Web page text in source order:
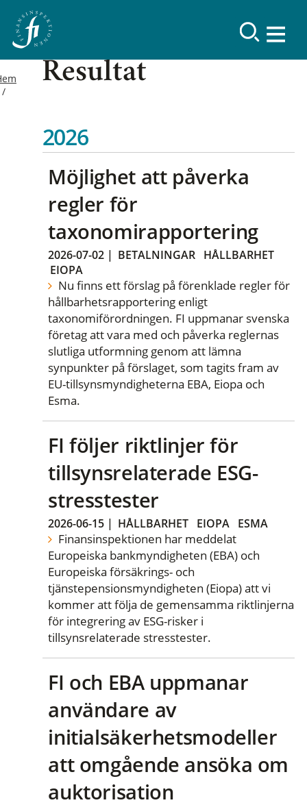
Resultat
2026
Möjlighet att påverka
regler för
taxonomirapportering
2026-07-02 | BETALNINGAR HÅLLBARHET
EIOPA
Nu finns ett förslag på förenklade regler för
hållbarhetsrapportering enligt
taxonomiförordningen. FI uppmanar svenska
företag att vara med och påverka reglernas
slutliga utformning genom att lämna
synpunkter på förslaget, som tagits fram av
EU-tillsynsmyndigheterna EBA, Eiopa och
Esma.
FI följer riktlinjer för
tillsynsrelaterade ESG-
stresstester
2026-06-15 | HÅLLBARHET EIOPA ESMA
Finansinspektionen har meddelat
Europeiska bankmyndigheten (EBA) och
Europeiska försäkrings- och
tjänstepensionsmyndigheten (Eiopa) att vi
kommer att följa de gemensamma riktlinjerna
för integrering av ESG-risker i
tillsynsrelaterade stresstester.
FI och EBA uppmanar
användare av
initialsäkerhetsmodeller
att omgående ansöka om
auktorisation